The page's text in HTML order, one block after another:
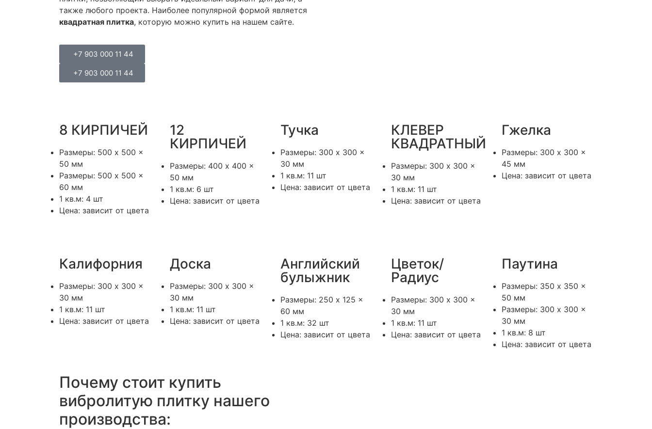
также любого проекта. Наиболее популярной формой является
квадратная плитка, которую можно купить на нашем сайте.
+7 903 000 11 44
+7 903 000 11 44
8 КИРПИЧЕЙ
Размеры: 500 x 500 x
50 мм
Размеры: 500 x 500 x
60 мм
1 кв.м: 4 шт
Цена: зависит от цвета
12
КИРПИЧЕЙ
Размеры: 400 x 400 x
50 мм
1 кв.м: 6 шт
Цена: зависит от цвета
Тучка
Размеры: 300 x 300 x
30 мм
1 кв.м: 11 шт
Цена: зависит от цвета
КЛЕВЕР
КВАДРАТНЫЙ
Размеры: 300 x 300 x
30 мм
1 кв.м: 11 шт
Цена: зависит от цвета
Гжелка
Размеры: 300 x 300 x
45 мм
Цена: зависит от цвета
Калифорния
Размеры: 300 x 300 x
30 мм
1 кв.м: 11 шт
Цена: зависит от цвета
Доска
Размеры: 300 x 300 x
30 мм
1 кв.м: 11 шт
Цена: зависит от цвета
Английский
булыжник
Размеры: 250 x 125 x
60 мм
1 кв.м: 32 шт
Цена: зависит от цвета
Цветок/
Радиус
Размеры: 300 x 300 x
30 мм
1 кв.м: 11 шт
Цена: зависит от цвета
Паутина
Размеры: 350 x 350 x
50 мм
Размеры: 300 x 300 x
30 мм
1 кв.м: 8 шт
Цена: зависит от цвета
Почему стоит купить
вибролитую плитку нашего
производства: